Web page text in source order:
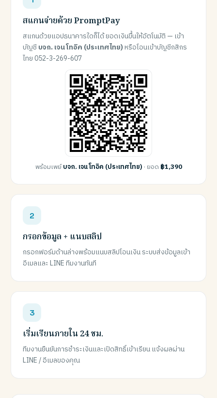
สแกนจ่ายด้วย PromptPay
สแกนด้วยแอปธนาคารใดก็ได้ ยอดเงินขึ้นให้อัตโนมัติ — เข้า
บัญชี บจก. เจน โทอิค (ประเทศไทย)หรือโอนเข้าบัญชีกสิกร
ไทย 052-3-269-607
พร้อมเพย์บจก. เจน โทอิค (ประเทศไทย) · ยอด ฿1,390
กรอกข้อมูล + แนบสลิป
กรอกฟอร์มด้านล่างพร้อมแนบสลิปโอนเงิน ระบบส่งข้อมูลเข้า
อีเมลและ LINE ทีมงานทันที
เริ่มเรียนภายใน 24 ชม.
ทีมงานยืนยันการชำระเงินและเปิดสิทธิ์เข้าเรียน แจ้งผลผ่าน
LINE / อีเมลของคุณ